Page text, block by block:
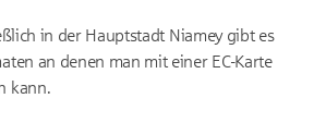
in der Hauptstadt Niamey gibt es
an denen man mit einer EC-Karte
kann.